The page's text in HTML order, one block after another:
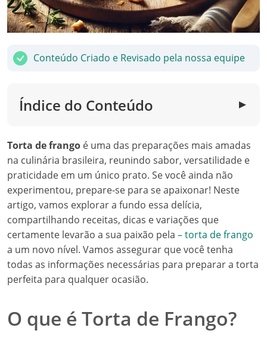
Conteúdo Criado e Revisado pela nossa equipe
Índice do Conteúdo ▼
Torta de frango é uma das preparações mais amadas
na culinária brasileira, reunindo sabor, versatilidade e
praticidade em um único prato. Se você ainda não
experimentou, prepare-se para se apaixonar! Neste
artigo, vamos explorar a fundo essa delícia,
compartilhando receitas, dicas e variações que
certamente levarão a sua paixão pela – torta de frango
a um novo nível. Vamos assegurar que você tenha
todas as informações necessárias para preparar a torta
perfeita para qualquer ocasião.
O que é Torta de Frango?